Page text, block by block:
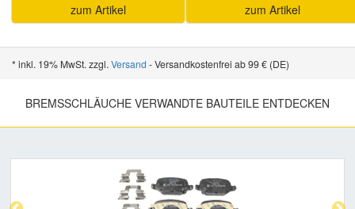
zum Artikel zum Artikel
* inkl. 19% MwSt. zzgl. Versand - Versandkostenfrei ab 99 € (DE)
BREMSSCHLÄUCHE VERWANDTE BAUTEILE ENTDECKEN